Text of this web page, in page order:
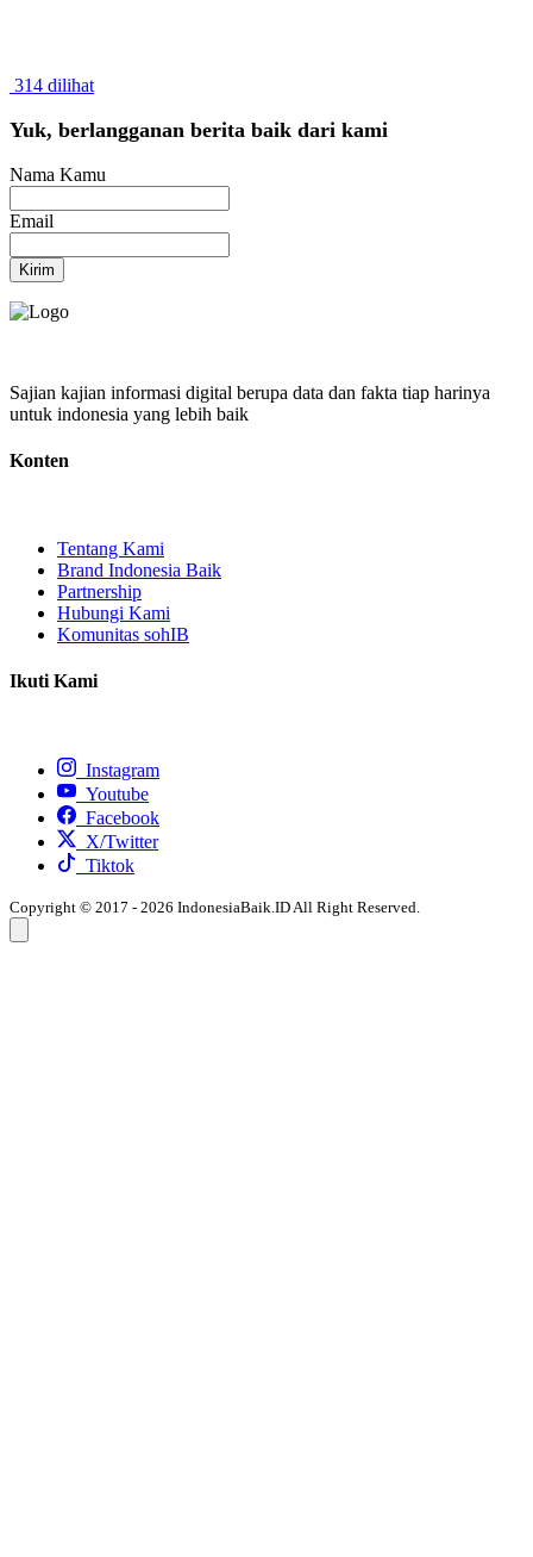
314 dilihat
Yuk, berlangganan berita baik dari kami
Nama Kamu
Email
Kirim
Sajian kajian informasi digital berupa data dan fakta tiap harinya
untuk indonesia yang lebih baik
Konten
Tentang Kami
Brand Indonesia Baik
Partnership
Hubungi Kami
Komunitas sohIB
Ikuti Kami
Instagram
Youtube
Facebook
X/Twitter
Tiktok
Copyright © 2017 - 2026 IndonesiaBaik.ID All Right Reserved.